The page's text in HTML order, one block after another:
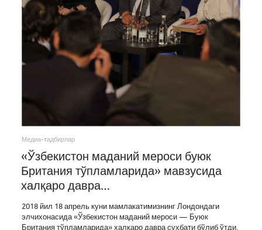
Медиа-тадбирлар
«Ўзбекистон маданий мероси буюк
Британия тўпламларида» мавзусида
халқаро давра…
2018 йил 18 апрель куни мамлакатимизнинг Лондондаги
элчихонасида «Ўзбекистон маданий мероси — Буюк
Британия тўпламларида» халқаро давра суҳбати бўлиб ўтди.